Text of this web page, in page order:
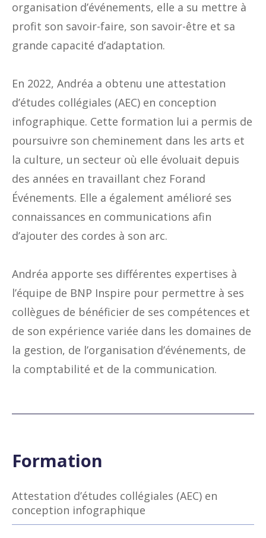
organisation d’événements, elle a su mettre à
profit son savoir-faire, son savoir-être et sa
grande capacité d’adaptation.
En 2022, Andréa a obtenu une attestation
d’études collégiales (AEC) en conception
infographique. Cette formation lui a permis de
poursuivre son cheminement dans les arts et
la culture, un secteur où elle évoluait depuis
des années en travaillant chez Forand
Événements. Elle a également amélioré ses
connaissances en communications afin
d’ajouter des cordes à son arc.
Andréa apporte ses différentes expertises à
l’équipe de BNP Inspire pour permettre à ses
collègues de bénéficier de ses compétences et
de son expérience variée dans les domaines de
la gestion, de l’organisation d’événements, de
la comptabilité et de la communication.
Formation
Attestation d’études collégiales (AEC) en
conception infographique